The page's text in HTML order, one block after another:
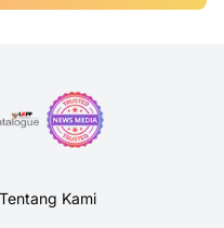
Tentang Kami